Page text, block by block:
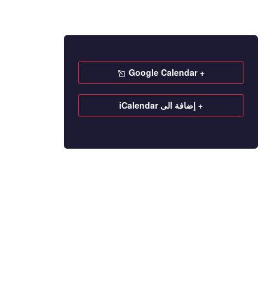
+ Google Calendar
+ إضافة الى iCalendar